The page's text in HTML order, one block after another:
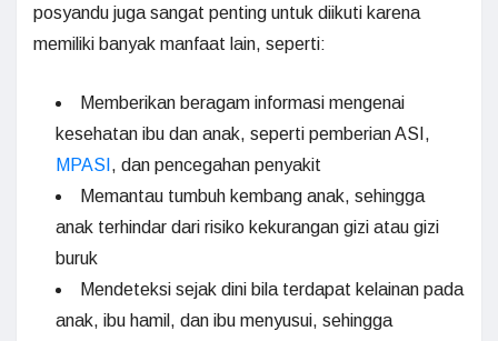
posyandu juga sangat penting untuk diikuti karena
memiliki banyak manfaat lain, seperti:
Memberikan beragam informasi mengenai
kesehatan ibu dan anak, seperti pemberian ASI,
MPASI , dan pencegahan penyakit
Memantau tumbuh kembang anak, sehingga
anak terhindar dari risiko kekurangan gizi atau gizi
buruk
Mendeteksi sejak dini bila terdapat kelainan pada
anak, ibu hamil, dan ibu menyusui, sehingga